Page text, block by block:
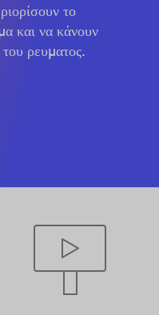
το
και να κάνουν
ρευματος.